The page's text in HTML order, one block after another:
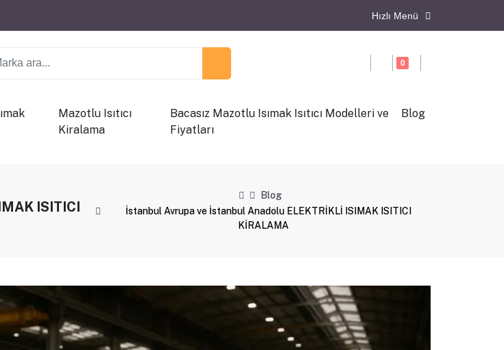
Hızlı Menü
0
Mazotlu Isıtıcı
Kiralama
Bacasız Mazotlu Isımak Isıtıcı Modelleri ve
Fiyatları
Blog
ISITICI
Blog
İstanbul Avrupa ve İstanbul Anadolu ELEKTRİKLİ ISIMAK ISITICI
KİRALAMA